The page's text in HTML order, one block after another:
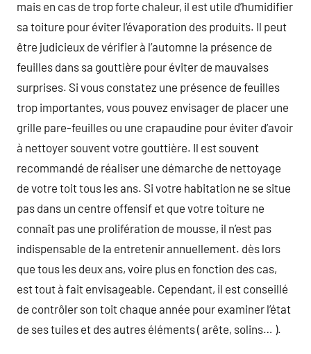
mais en cas de trop forte chaleur, il est utile d’humidifier
sa toiture pour éviter l’évaporation des produits. Il peut
être judicieux de vérifier à l’automne la présence de
feuilles dans sa gouttière pour éviter de mauvaises
surprises. Si vous constatez une présence de feuilles
trop importantes, vous pouvez envisager de placer une
grille pare-feuilles ou une crapaudine pour éviter d’avoir
à nettoyer souvent votre gouttière. Il est souvent
recommandé de réaliser une démarche de nettoyage
de votre toit tous les ans. Si votre habitation ne se situe
pas dans un centre offensif et que votre toiture ne
connaît pas une prolifération de mousse, il n’est pas
indispensable de la entretenir annuellement. dès lors
que tous les deux ans, voire plus en fonction des cas,
est tout à fait envisageable. Cependant, il est conseillé
de contrôler son toit chaque année pour examiner l’état
de ses tuiles et des autres éléments ( arête, solins… ).